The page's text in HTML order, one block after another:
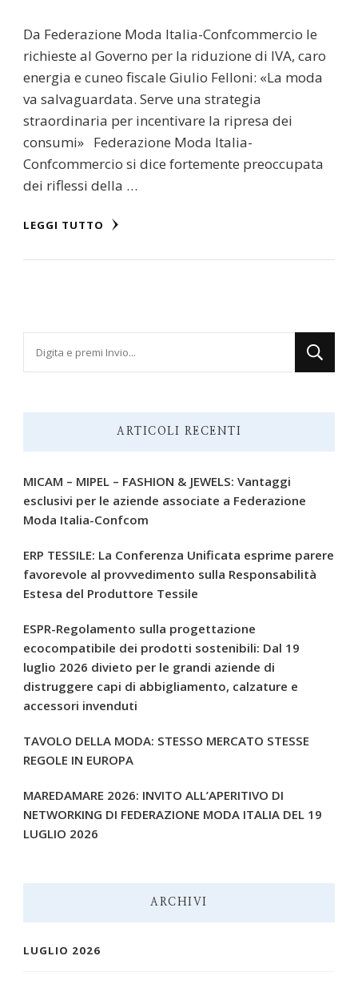
Da Federazione Moda Italia-Confcommercio le
richieste al Governo per la riduzione di IVA, caro
energia e cuneo fiscale Giulio Felloni: «La moda
va salvaguardata. Serve una strategia
straordinaria per incentivare la ripresa dei
consumi» Federazione Moda Italia-
Confcommercio si dice fortemente preoccupata
dei riflessi della …
LEGGI TUTTO
ARTICOLI RECENTI
MICAM – MIPEL – FASHION & JEWELS: Vantaggi
esclusivi per le aziende associate a Federazione
Moda Italia-Confcom
ERP TESSILE: La Conferenza Unificata esprime parere
favorevole al provvedimento sulla Responsabilità
Estesa del Produttore Tessile
ESPR-Regolamento sulla progettazione
ecocompatibile dei prodotti sostenibili: Dal 19
luglio 2026 divieto per le grandi aziende di
distruggere capi di abbigliamento, calzature e
accessori invenduti
TAVOLO DELLA MODA: STESSO MERCATO STESSE
REGOLE IN EUROPA
MAREDAMARE 2026: INVITO ALL’APERITIVO DI
NETWORKING DI FEDERAZIONE MODA ITALIA DEL 19
LUGLIO 2026
ARCHIVI
LUGLIO 2026